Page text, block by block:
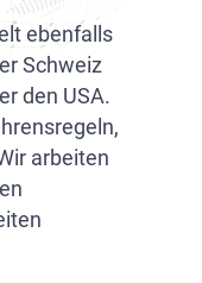
ebenfalls
Schweiz
den USA.
arbeiten